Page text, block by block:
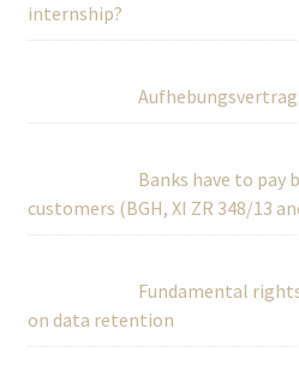
internship?
Banks have to pay
customers (BGH, XI ZR 348/13
Fundamental
on data retention